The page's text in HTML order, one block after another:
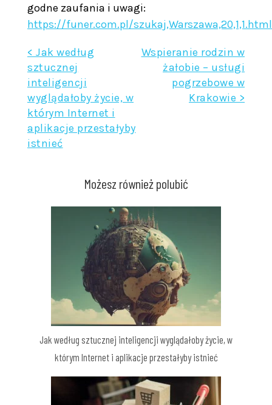
godne zaufania i uwagi:
https://funer.com.pl/szukaj,Warszawa,20,1,1.html
Nawigacja
wpisu
< Jak według
sztucznej
inteligencji
wyglądałoby życie, w
którym Internet i
aplikacje przestałyby
istnieć
Wspieranie rodzin w
żałobie – usługi
pogrzebowe w
Krakowie >
Możesz również polubić
Jak według sztucznej inteligencji wyglądałoby życie, w
którym Internet i aplikacje przestałyby istnieć